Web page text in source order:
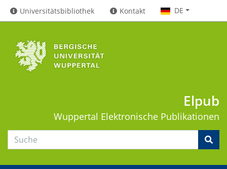
Universitätsbibliothek Kontakt DE
Elpub
Wuppertal Elektronische Publikationen